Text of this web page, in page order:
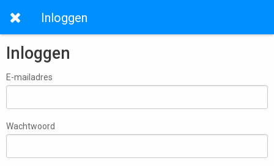
Inloggen
Inloggen
E-mailadres
Wachtwoord